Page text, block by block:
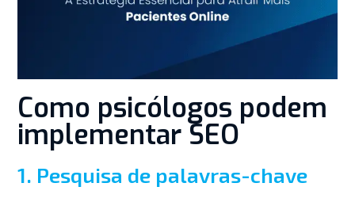
Como psicólogos podem
implementar SEO
1. Pesquisa de palavras-chave